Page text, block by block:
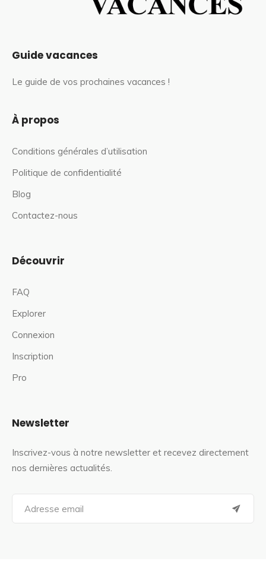
Guide vacances
Le guide de vos prochaines vacances !
À propos
Conditions générales d’utilisation
Politique de confidentialité
Blog
Contactez-nous
Découvrir
FAQ
Explorer
Connexion
Inscription
Pro
Newsletter
Inscrivez-vous à notre newsletter et recevez directement
nos dernières actualités.
a